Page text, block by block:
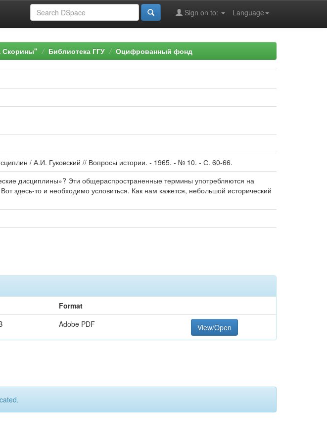
Language
Sign on to:
Скорины" Библиотека ГГУ Оцифрованный фонд
/ А.И. Гуковский // Вопросы истории. - 1965. - № 10. - С. 60-66.
дисциплины»? Эти общераспространенные термины употребляются на
здесь-то и необходимо условиться. Как нам кажется, небольшой исторический
Format
Adobe PDF View/Open